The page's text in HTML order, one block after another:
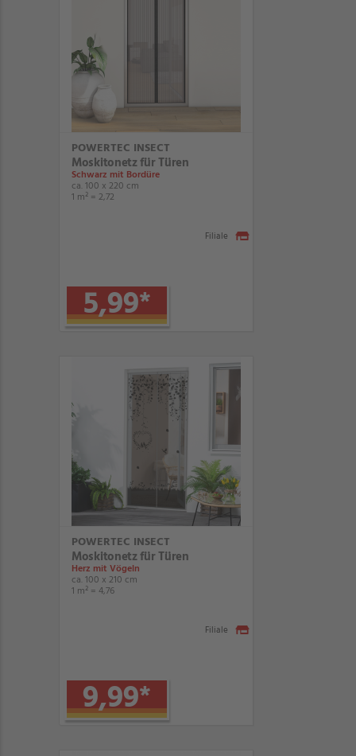
POWERTEC INSECT
Moskitonetz für Türen
Schwarz mit Bordüre
ca. 100 x 220 cm
1 m² = 2,72
5,99*
Filiale
POWERTEC INSECT
Moskitonetz für Türen
Herz mit Vögeln
ca. 100 x 210 cm
1 m² = 4,76
9,99*
Filiale